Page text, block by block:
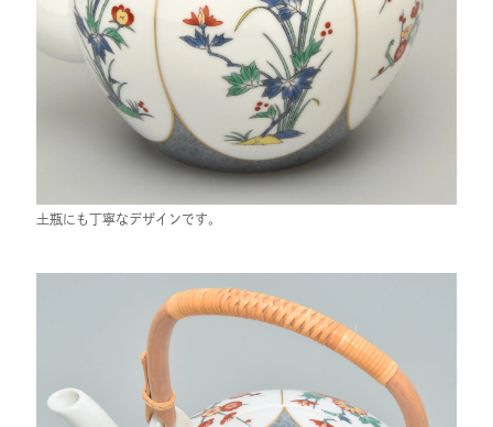
土瓶にも丁寧なデザインです。